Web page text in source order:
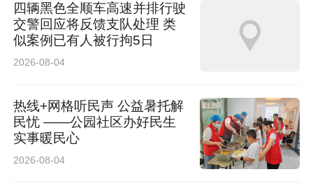
这份对长期主义的坚守和对社会价值的追求，必
将铸就中国人寿基业长青的坚实根基。（稿件来
源：中国人寿）
四辆黑色全顺车高速并排行驶
交警回应将反馈支队处理 类
似案例已有人被行拘5日
2026-08-04
热线+网格听民声 公益暑托解
民忧 ——公园社区办好民生
实事暖民心
2026-08-04